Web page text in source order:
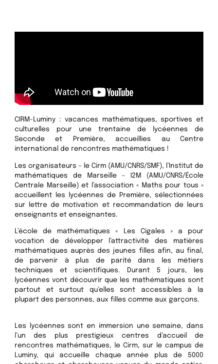
CIRM-Luminy : vacances mathématiques, sportives et
culturelles pour une trentaine de lycéennes de
Seconde et Première, accueillies au Centre
international de rencontres mathématiques !
Les organisateurs – le Cirm (AMU/CNRS/SMF), l’Institut de
mathématiques de Marseille – I2M (AMU/CNRS/École
Centrale Marseille) et l’association « Maths pour tous »
accueillent les lycéennes de Première, sélectionnées
sur lettre de motivation et recommandation de leurs
enseignants et enseignantes.
L’école de mathématiques « Les Cigales » a pour
vocation de développer l’attractivité des matières
mathématiques auprès des jeunes filles afin, au final,
de parvenir à plus de parité dans les métiers
techniques et scientifiques. Durant 5 jours, les
lycéennes vont découvrir que les mathématiques sont
partout et surtout qu’elles sont accessibles à la
plupart des personnes, aux filles comme aux garçons.
Les lycéennes sont en immersion une semaine, dans
l’un des plus prestigieux centres d’accueil de
rencontres mathématiques, le Cirm, sur le campus de
Luminy, qui accueille chaque année plus de 5000